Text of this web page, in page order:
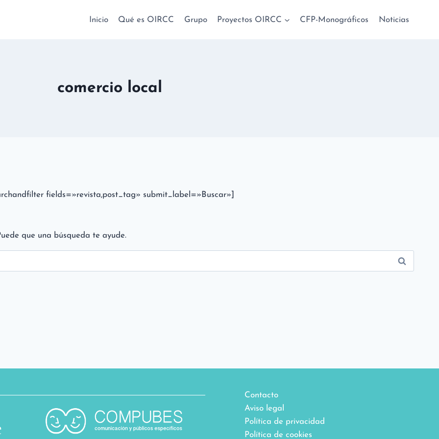
Inicio Qué es OIRCC Grupo Proyectos OIRCC CFP-Monográficos Noticias
comercio local
fields=»revista,post_tag» submit_label=»Buscar»]
que una búsqueda te ayude.
Contacto
Aviso legal
Política de privacidad
Política de cookies